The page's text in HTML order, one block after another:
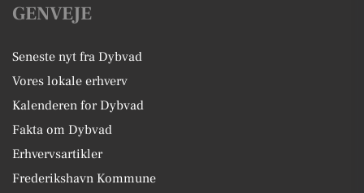
GENVEJE
Seneste nyt fra Dybvad
Vores lokale erhverv
Kalenderen for Dybvad
Fakta om Dybvad
Erhvervsartikler
Frederikshavn Kommune